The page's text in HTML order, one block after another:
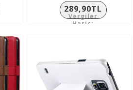
289,90TL
Vergiler
Hariç: